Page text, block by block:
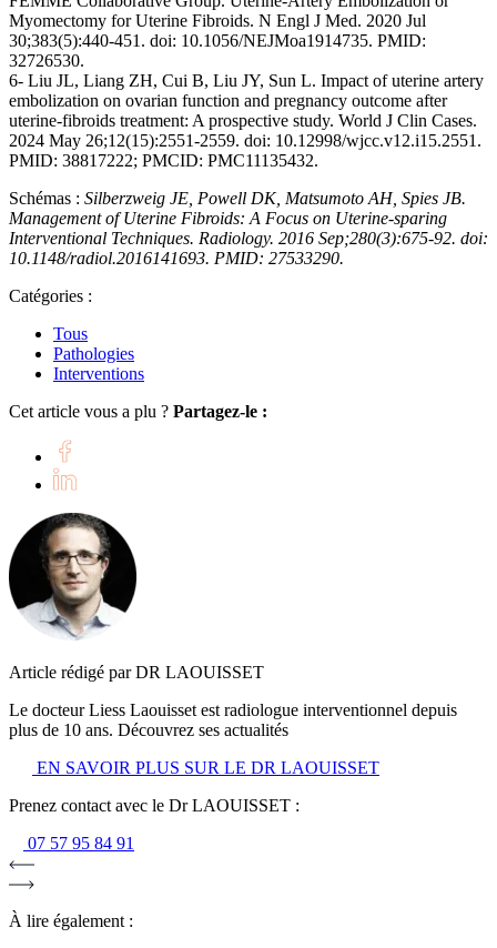
Myomectomy for Uterine Fibroids. N Engl J Med. 2020 Jul
30;383(5):440-451. doi: 10.1056/NEJMoa1914735. PMID:
32726530.
6- Liu JL, Liang ZH, Cui B, Liu JY, Sun L. Impact of uterine artery
embolization on ovarian function and pregnancy outcome after
uterine-fibroids treatment: A prospective study. World J Clin Cases.
2024 May 26;12(15):2551-2559. doi: 10.12998/wjcc.v12.i15.2551.
PMID: 38817222; PMCID: PMC11135432.
Schémas : Silberzweig JE, Powell DK, Matsumoto AH, Spies JB.
Management of Uterine Fibroids: A Focus on Uterine-sparing
Interventional Techniques. Radiology. 2016 Sep;280(3):675-92. doi:
10.1148/radiol.2016141693. PMID: 27533290.
Catégories :
Tous
Pathologies
Interventions
Cet article vous a plu ? Partagez-le :
Article rédigé par DR LAOUISSET
Le docteur Liess Laouisset est radiologue interventionnel depuis
plus de 10 ans. Découvrez ses actualités
EN SAVOIR PLUS SUR LE DR LAOUISSET
Prenez contact avec le Dr LAOUISSET :
07 57 95 84 91
À lire également :